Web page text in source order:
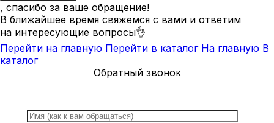
, спасибо за ваше обращение!
В ближайшее время свяжемся с вами и ответим
на интересующие вопросы👌
Перейти на главную Перейти в каталог На главную В
каталог
Обратный звонок